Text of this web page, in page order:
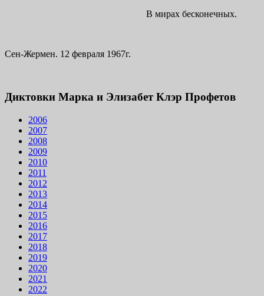
В мирах бесконечных.
Сен-Жермен. 12 февраля 1967г.
Диктовки Марка и Элизабет Клэр Профетов
2006
2007
2008
2009
2010
2011
2012
2013
2014
2015
2016
2017
2018
2019
2020
2021
2022